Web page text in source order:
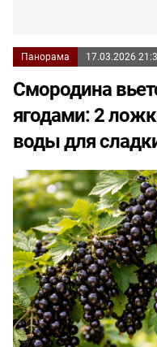
Панорама 17.03.2026
Смородина
ягодами: 2
воды для